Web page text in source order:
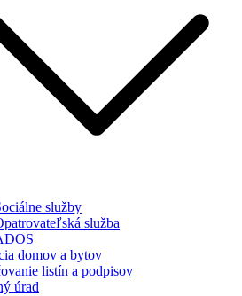
služby
služba
domov a bytov
listín a podpisov
úrad